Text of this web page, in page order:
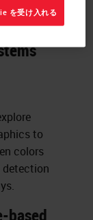
How
for
to
colors
based
を受け入れる